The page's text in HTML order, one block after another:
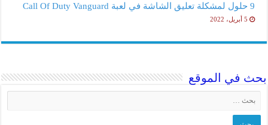
9 حلول لمشكلة تعليق الشاشة في لعبة Call Of Duty Vanguard
5 أبريل، 2022
بحث في الموقع